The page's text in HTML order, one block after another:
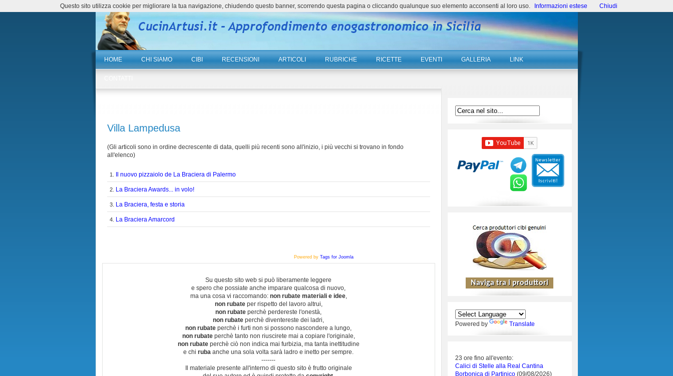
HOME CHI SIAMO CIBI RECENSIONI ARTICOLI RUBRICHE RICETTE EVENTI GALLERIA LINK
Villa Lampedusa
(Gli articoli sono in ordine decrescente di data, quelli più recenti sono all'inizio, i più vecchi si trovano in fondo
all'elenco)
1. Il nuovo pizzaiolo de La Braciera di Palermo
2. La Braciera Awards... in volo!
3. La Braciera, festa e storia
4. La Braciera Amarcord
Powered by Tags for Joomla
Su questo sito web si può liberamente leggere
e spero che possiate anche imparare qualcosa di nuovo,
ma una cosa vi raccomando: non rubate materiali e idee,
non rubateper rispetto del lavoro altrui,
non rubate perchè perdereste l'onestà,
non rubate perchè diventereste dei ladri,
non rubate perchè i furti non si possono nascondere a lungo,
non rubateperchè tanto non riuscirete mai a copiare l'originale,
non rubateperchè ciò non indica mai furbizia, ma tanta inettitudine
e chi ruba anche una sola volta sarà ladro e inetto per sempre.
-------
Il materiale presente all'interno di questo sito è frutto originale
Powered by Translate
23 ore fino all'evento:
Calici di Stelle alla Real Cantina
Borbonica di Partinico (09/08/2026)
Questo sito utilizza cookie per migliorare la tua navigazione, chiudendo questo banner, scorrendo questa pagina o cliccando qualunque suo elemento acconsenti al loro uso. Informazioni estese Chiudi